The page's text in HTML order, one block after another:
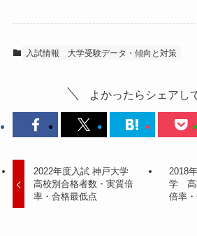
入試情報 大学受験データ・傾向と対策
よかったらシェアし
2022年度入試 神戸大学
高校別合格者数・実質倍
率・合格最低点
2018
学 高
倍率